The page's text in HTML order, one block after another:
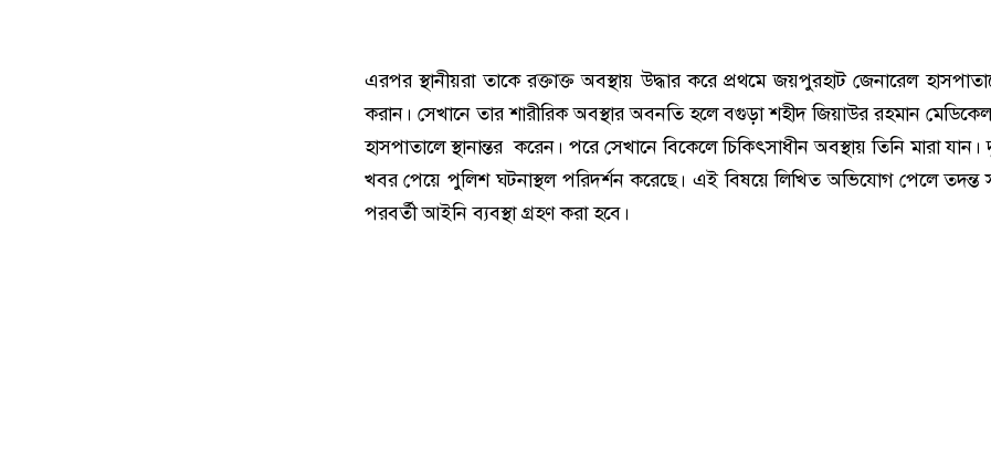
এরপর স্থানীয়রা তাকে রক্তাক্ত অবস্থায় উদ্ধার করে প্রথমে জয়পুরহাট জেনারেল
করান। সেখানে তার শারীরিক অবস্থার অবনতি হলে বগুড়া শহীদ জিয়াউর রহমান
হাসপাতালে স্থানান্তর করেন। পরে সেখানে বিকেলে চিকিৎসাধীন অবস্থায় তিনি মারা যান।
খবর পেয়ে পুলিশ ঘটনাস্থল পরিদর্শন করেছে। এই বিষয়ে লিখিত অভিযোগ পেলে তদন্ত
পরবর্তী আইনি ব্যবস্থা গ্রহণ করা হবে।